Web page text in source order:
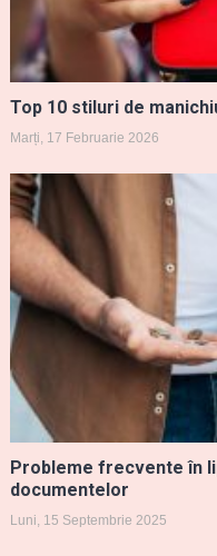
Top 10 stiluri de
Marți, 17 Februarie 2026
Probleme frecvente în
documentelor
Luni, 15 Septembrie 2025